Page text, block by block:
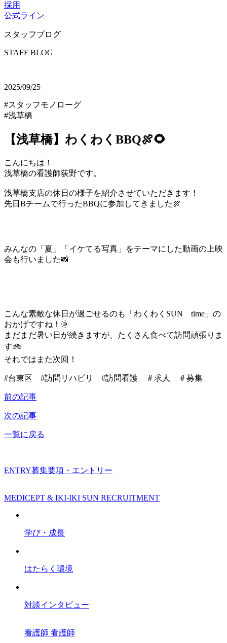
採用
公式ライン
スタッフブログ
STAFF BLOG
2025/09/25
#スタッフモノローグ
#浅草橋
【浅草橋】わくわくBBQ🍖🌻
こんにちは！
浅草橋の看護師荻野です。
浅草橋支店の休日の様子を紹介させていただきます！
先日Bチームで行ったBBQに参加してきました🍖
みんなの「夏」「イケてる写真」をテーマにした動画の上映
会も行いました📸
こんな素敵な休日が過ごせるのも「わくわくSUN time」の
おかげですね！🌞
まだまだ暑い日が続きますが、たくさん食べて訪問頑張りま
す🚲
それではまた次回！
#台東区 #訪問リハビリ #訪問看護 ＃求人 ＃募集
前の記事
次の記事
一覧に戻る
ENTRY募集要項・エントリー
MEDICEPT & IKI-IKI SUN RECRUITMENT
学び・成長
はたらく環境
対談インタビュー
看護師 看護師